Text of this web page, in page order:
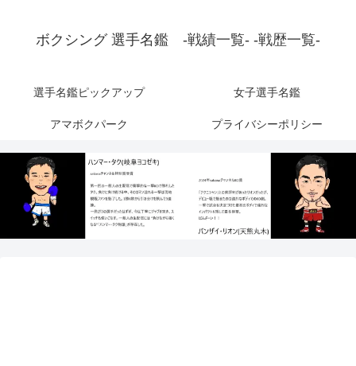
ボクシング 選手名鑑 -戦績一覧- -戦歴一覧-
選手名鑑ピックアップ 女子選手名鑑
アマボクパーク プライバシーポリシー